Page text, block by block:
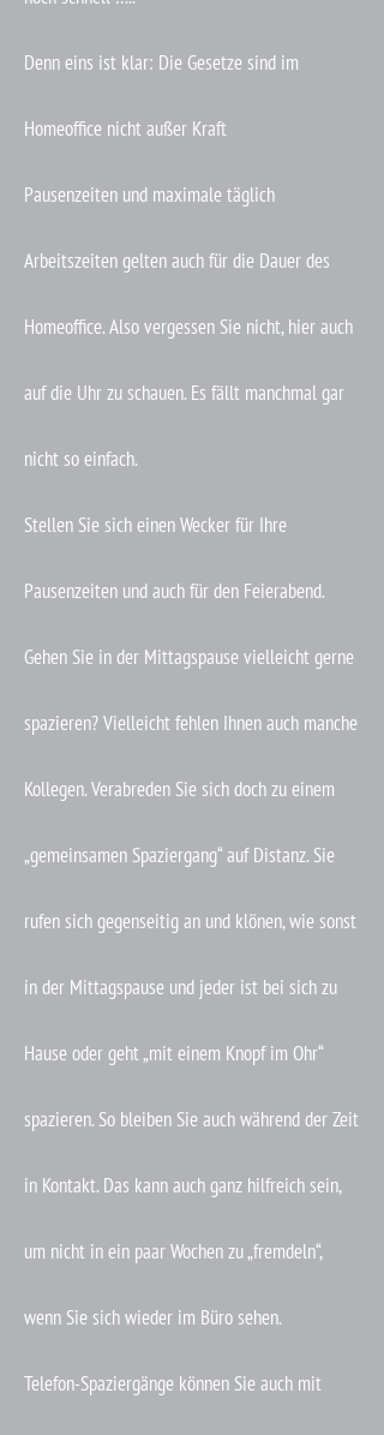
Denn eins ist klar: Die Gesetze sind im
Homeoffice nicht außer Kraft
Pausenzeiten und maximale täglich
Arbeitszeiten gelten auch für die Dauer des
Homeoffice. Also vergessen Sie nicht, hier auch
auf die Uhr zu schauen. Es fällt manchmal gar
nicht so einfach.
Stellen Sie sich einen Wecker für Ihre
Pausenzeiten und auch für den Feierabend.
Gehen Sie in der Mittagspause vielleicht gerne
spazieren? Vielleicht fehlen Ihnen auch manche
Kollegen. Verabreden Sie sich doch zu einem
„gemeinsamen Spaziergang“ auf Distanz. Sie
rufen sich gegenseitig an und klönen, wie sonst
in der Mittagspause und jeder ist bei sich zu
Hause oder geht „mit einem Knopf im Ohr“
spazieren. So bleiben Sie auch während der Zeit
in Kontakt. Das kann auch ganz hilfreich sein,
um nicht in ein paar Wochen zu „fremdeln“,
wenn Sie sich wieder im Büro sehen.
Telefon-Spaziergänge können Sie auch mit